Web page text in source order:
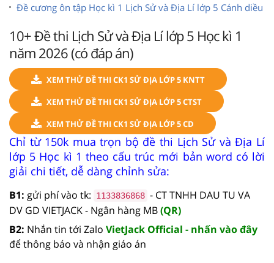
Đề cương ôn tập Học kì 1 Lịch Sử và Địa Lí lớp 5 Cánh diều
10+ Đề thi Lịch Sử và Địa Lí lớp 5 Học kì 1
năm 2026 (có đáp án)
XEM THỬ ĐỀ THI CK1 SỬ ĐỊA LỚP 5 KNTT
XEM THỬ ĐỀ THI CK1 SỬ ĐỊA LỚP 5 CTST
XEM THỬ ĐỀ THI CK1 SỬ ĐỊA LỚP 5 CD
Chỉ từ 150k mua trọn bộ đề thi Lịch Sử và Địa Lí
lớp 5 Học kì 1 theo cấu trúc mới bản word có lời
giải chi tiết, dễ dàng chỉnh sửa:
B1: gửi phí vào tk: 1133836868 - CT TNHH DAU TU VA
DV GD VIETJACK - Ngân hàng MB(QR)
B2: Nhắn tin tới Zalo VietJack Official - nhấn vào đây
để thông báo và nhận giáo án